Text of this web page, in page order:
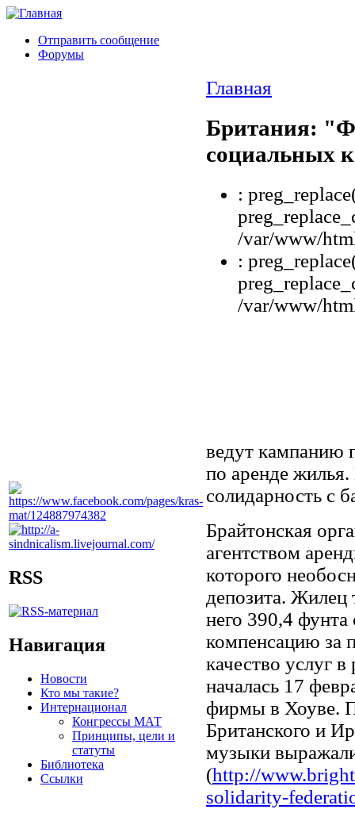
Отправить сообщение
Форумы
RSS
Навигация
Новости
Кто мы такие?
Интернационал
Конгрессы МАТ
Принципы, цели и
статуты
Библиотека
Ссылки
Главная
Британия:
социальных
:
/var/www/
:
/var/www/
ведут кампанию
по аренде
солидарность с
Брайтонская
агентством
которого
депозита. Жилец
него 390,4 фунта
компенсацию за
качество услуг
началась 17
фирмы в Хоуве.
Британского и
музыки
(http://
solidarity-